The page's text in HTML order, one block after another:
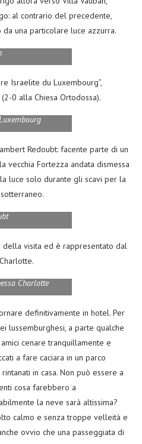
al contrario del precedente,
una particolare luce azzurra.
Israelite du Luxembourg”,
0 alla Chiesa Ortodossa).
Redoubt: facente parte di un
vecchia Fortezza andata dismessa
luce solo durante gli scavi per la
visita ed è rappresentato dal
Charlotte
definitivamente in hotel. Per
lussemburghesi, a parte qualche
cenare tranquillamente e
a fare caciara in un parco
in casa. Non può essere a
cosa farebbero a
la neve sarà altissima?
calmo e senza troppe velleità e
ovvio che una passeggiata di